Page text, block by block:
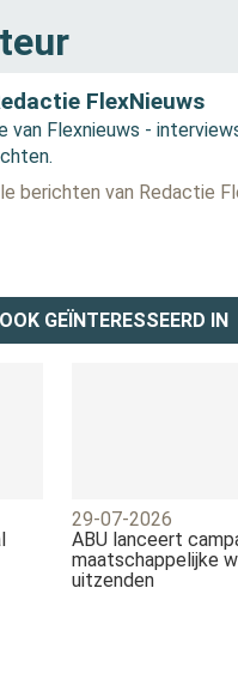
FlexNieuws
van Flexnieuws -
berichten van Redactie
GEÏNTERESSEERD IN
29-07-2026
ABU lanceert
maatschappelijke
uitzenden